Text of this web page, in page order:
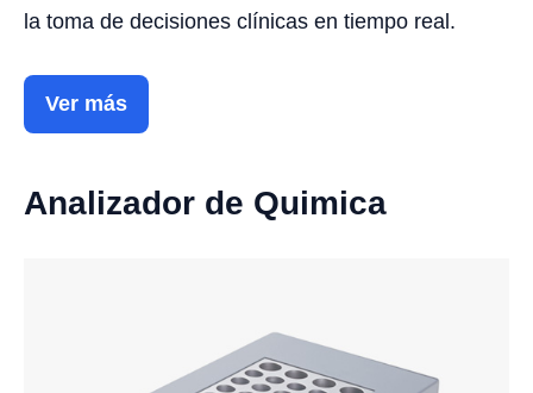
la toma de decisiones clínicas en tiempo real.
Ver más
Analizador de Quimica